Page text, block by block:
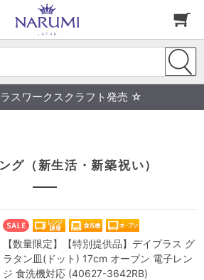
スワークスクラフト発売 ☆
グ（新生活・新築祝い）
【数量限定】【特別提供品】デイプラス グ
ラタン皿(ドット) 17cm オーブン 電子レン
ジ 食洗機対応 (40627-3642RB)